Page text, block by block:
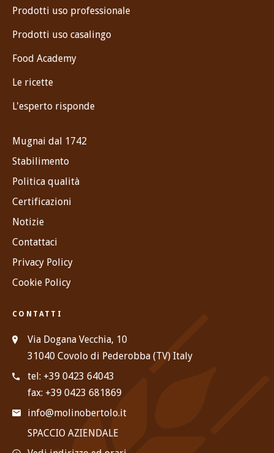
Prodotti uso professionale
Prodotti uso casalingo
Food Academy
Le ricette
L'esperto risponde
Mugnai dal 1742
Stabilimento
Politica qualità
Certificazioni
Notizie
Contattaci
Privacy Policy
Cookie Policy
CONTATTI
Via Dogana Vecchia, 10
31040 Covolo di Pederobba (TV) Italy
tel: +39 0423 64043
fax: +39 0423 681869
info@molinobertolo.it
SPACCIO AZIENDALE